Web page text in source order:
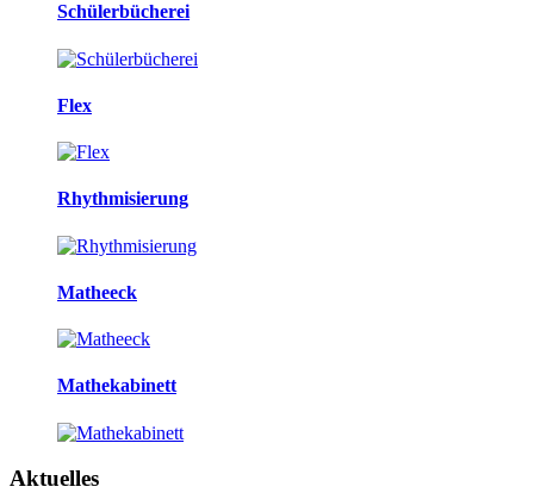
Schülerbücherei
Flex
Rhythmisierung
Matheeck
Mathekabinett
Aktuelles